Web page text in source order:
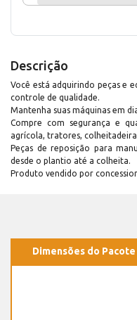
Descrição
Você está adquirindo peças e
controle de qualidade.
Mantenha suas máquinas em
Compre com segurança e
agrícola, tratores,
Peças de reposição para
desde o plantio até a colheita.
Produto vendido por
Dimensões do Pacote